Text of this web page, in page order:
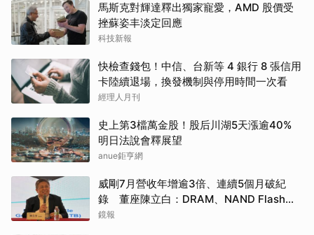
馬斯克對輝達釋出獨家寵愛，AMD 股價受
挫蘇姿丰淡定回應
科技新報
快檢查錢包！中信、台新等 4 銀行 8 張信用
卡陸續退場，換發機制與停用時間一次看
經理人月刊
史上第3檔萬金股！股后川湖5天漲逾40%
明日法說會釋展望
anue鉅亨網
威剛7月營收年增逾3倍、連續5個月破紀
錄 董座陳立白：DRAM、NAND Flash還
在漲
鏡報
取消